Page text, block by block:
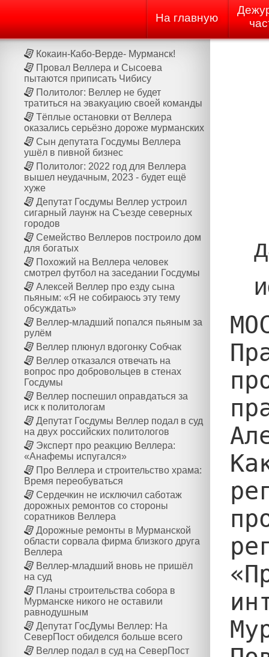
На главную
Кокаин-Кабо-Верде- Мурманск!
Провал Веллера и Сысоева
пытаются приписать Чибису
Политолог: Веллер не будет
тратиться на эвакуацию своей команды
Тёплые остановки от Веллера
оказались серьёзно дороже мурманских
Сын депутата Госдумы Веллера
ушёл в пивной бизнес
Политолог: 2022 год для Веллера
вышел неудачным, 2023 - будет ещё
хуже
Депутат Госдумы Веллер устроил
сигарный лаунж на Cъезде северных
городов
Семейство Веллеров построило дом
для богатых
Похожий на Веллера человек
смотрел футбол на заседании Госдумы
Алексей Веллер про езду сына
пьяным: «Я не собираюсь эту тему
обсуждать»
Веллер-младший попался пьяным за
рулём
Веллер плюнул вдогонку Собчак
Веллер отказался отвечать на
вопрос про добровольцев в стенах
Госдумы
Веллер поспешил оправдаться за
иск к политологам
Депутат Госдумы Веллер подал в суд
на двух российских политологов
Эксперт про реакцию Веллера:
«Анафемы испугался»
Про Веллера и строительство храма:
Время переобуваться
Сердечкин не исключил саботаж
дорожных ремонтов со стороны
соратников Веллера
Дорожные ремонты в Мурманской
области сорвала фирма близкого друга
Веллера
Веллер-младший вновь не пришёл
на суд
Планы строительства собора в
Мурманске никого не оставили
равнодушным
Депутат ГосДумы Веллер: На
СеверПост обиделся больше всего
Веллер подал в суд на СеверПост